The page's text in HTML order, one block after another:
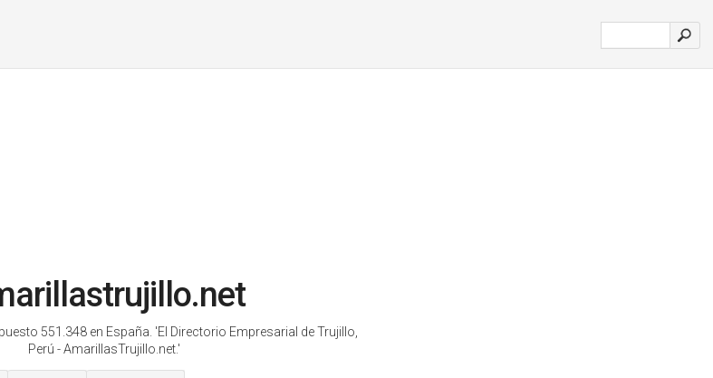
551.348 en España. 'El Directorio Empresarial de Trujillo,
Perú - AmarillasTrujillo.net.'